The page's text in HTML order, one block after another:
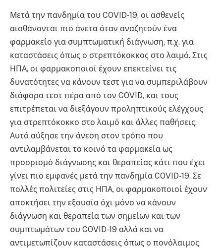
Μετά την πανδημία του COVID-19, οι ασθενείς
αισθάνονται πιο άνετα όταν αναζητούν ένα
φαρμακείο για συμπτωματική διάγνωση, π.χ. για
καταστάσεις όπως ο στρεπτόκοκκος στο λαιμό. Στις
ΗΠΑ, οι φαρμακοποιοί έχουν επεκτείνει τις
δυνατότητες να κάνουν τεστ για να συμπεριλάβουν
διάφορα τεστ πέρα από τον COVID, και τους
επιτρέπεται να διεξάγουν προληπτικούς ελέγχους
για στρεπτόκοκκο στο λαιμό και άλλες παθήσεις.
Αυτό αύξησε την άνεση στον τρόπο που
αντιλαμβάνεται το κοινό τα φαρμακεία ως
προορισμό διάγνωσης και θεραπείας κάτι που έχει
γίνει πιο εμφανές μετά την πανδημία COVID-19. Σε
πολλές πολιτείες στις ΗΠΑ, οι φαρμακοποιοί έχουν
αποκτήσει την εξουσία όχι μόνο να κάνουν
διάγνωση και θεραπεία των σημείων και των
συμπτωμάτων του COVID-19 αλλά και να
αντιμετωπίζουν καταστάσεις όπως ο πονόλαιμος